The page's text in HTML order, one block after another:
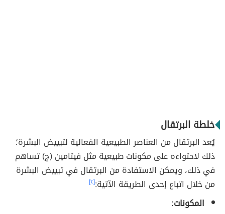
خلطة البرتقال
يُعد البرتقال من العناصر الطبيعية الفعالية لتبييض البشرة؛
ذلك لاحتواءه على مكونات طبيعية مثل فيتامين (ج) تساهم
في ذلك، ويمكن الاستفادة من البرتقال في تبييض البشرة
من خلال اتباع إحدى الطريقة الآتية:[٢]
المكونات: